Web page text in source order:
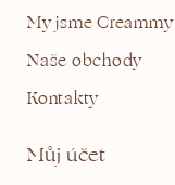
My jsme Creammy
Naše obchody
Kontakty
Můj účet